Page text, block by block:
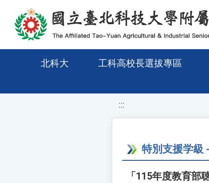
移至網頁之主要內容區位置
北科大 工科高校長選拔專區
:::
特別支援学級
「115年度教育